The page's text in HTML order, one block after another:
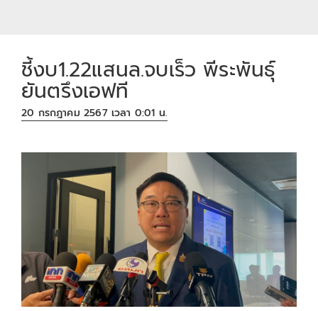
ชี้งบ1.22แสนล.จบเร็ว พีระพันธุ์
ยันตรึงเอฟที
20 กรกฎาคม 2567 เวลา 0:01 น.